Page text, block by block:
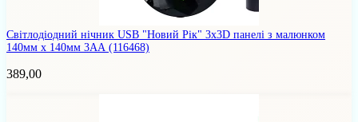
Світлодіодний нічник USB "Новий Рік" 3х3D панелі з малюнком
140мм х 140мм 3АА (116468)
389,00